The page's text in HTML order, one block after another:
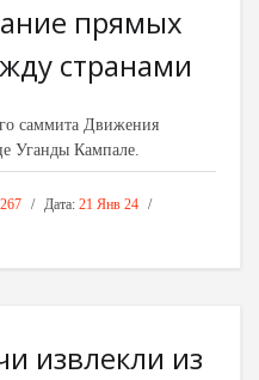
прямых
странами
го саммита Движения
Уганды Кампале.
267 Дата: 21 Янв 24
извлекли из